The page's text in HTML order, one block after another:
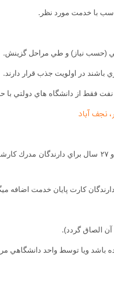
با خدمت مورد نظر.
نجف آباد
۶- حداكثر سن ۲۵ سال براي صاحبان مدرك كارشناسي و
الصاق گردد).
ويا توسط واحد دانشگاهي